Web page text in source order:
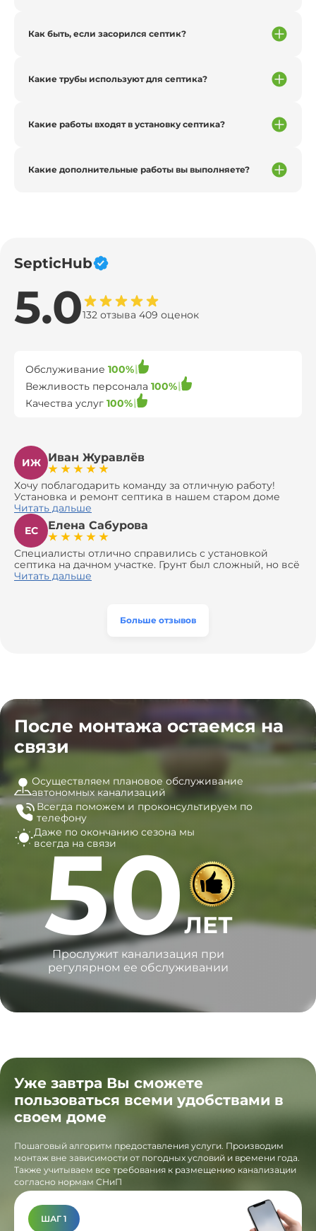
Как быть, если засорился септик?
Какие трубы используют для септика?
Какие работы входят в установку септика?
Какие дополнительные работы вы выполняете?
SepticHub
5.0132 отзыва 409 оценок
Обслуживание 100%
Вежливость персонала 100%
Качества услуг 100%
ИЖ Иван Журавлёв
Хочу поблагодарить команду за отличную работу!
Установка и ремонт септика в нашем старом доме
оказались сложной задачей, но ребята справились на
все 100%. Всё сделали аккуратно и профессионально.
Давали полезные рекомендации, не пытались
навязать ничего лишнего, помогли с выбором и
доставкой материалов, что позволило нам
сэкономить. Выполнили монтаж и демонтаж
оборудования, заменили трубы, обновили
эту компанию всем, кто ищет надёжных
Читать дальше
ЕС
Елена Сабурова
Специалисты отлично справились с установкой
септика на дачном участке. Грунт был сложный, но всё
сделали быстро и аккуратно. Помогли выбрать
Читать дальше
Больше отзывов
После монтажа остаемся на
связи
Осуществляем плановое обслуживание
автономных канализаций
Всегда поможем и проконсультируем по
телефону
Даже по окончанию сезона мы
всегда на связи
50ЛЕТ
Прослужит канализация при
регулярном ее обслуживании
Уже завтра Вы сможете
пользоваться всеми удобствами в
своем доме
Пошаговый алгоритм предоставления услуги. Производим
монтаж вне зависимости от погодных условий и времени года.
Также учитываем все требования к размещению канализации
согласно нормам СНиП
ШАГ 1